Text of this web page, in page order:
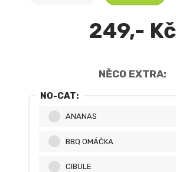
249,- Kč
NĚCO EXTRA:
NO-CAT:
ANANAS
BBQ OMÁČKA
CIBULE